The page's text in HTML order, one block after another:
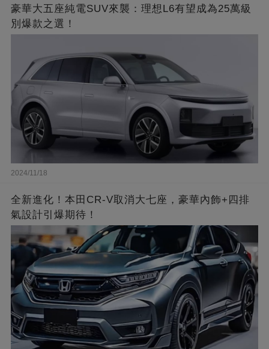
豪華大五座純電SUV來襲：理想L6有望成為25萬級
別爆款之選！
2024/11/18
全新進化！本田CR-V取消大七座，豪華內飾+四排
氣設計引爆期待！